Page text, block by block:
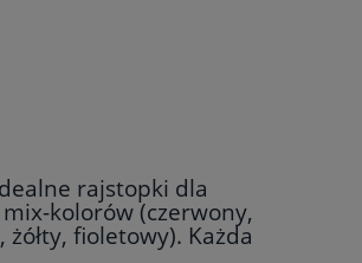
rajstopki dla
kolorów (czerwony,
fioletowy). Każda